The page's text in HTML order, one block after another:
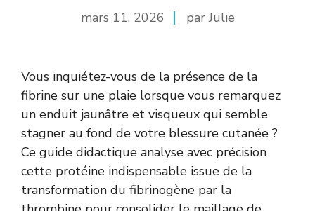
mars 11, 2026 par Julie
Vous inquiétez-vous de la présence de la
fibrine sur une plaie lorsque vous remarquez
un enduit jaunâtre et visqueux qui semble
stagner au fond de votre blessure cutanée ?
Ce guide didactique analyse avec précision
cette protéine indispensable issue de la
transformation du fibrinogène par la